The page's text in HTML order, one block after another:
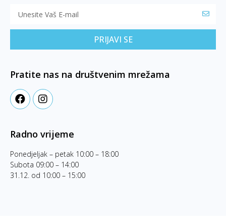
PRIJAVI SE
Pratite nas na društvenim mrežama
Radno vrijeme
Ponedjeljak – petak 10:00 – 18:00
Subota 09:00 – 14:00
31.12. od 10:00 – 15:00